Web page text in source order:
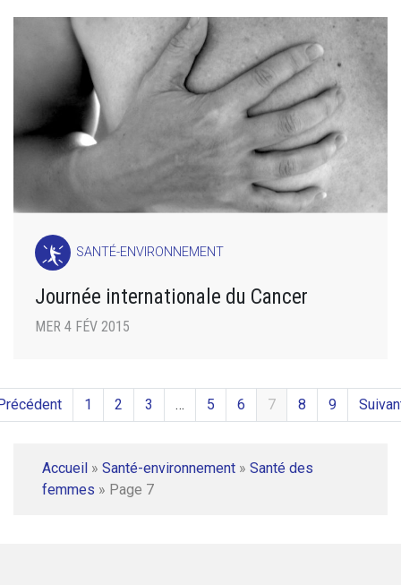
SANTÉ-ENVIRONNEMENT
Journée internationale du Cancer
MER 4 FÉV 2015
1 2 3 … 5 6 7 8 9
Accueil » Santé-environnement » Santé des
femmes » Page 7